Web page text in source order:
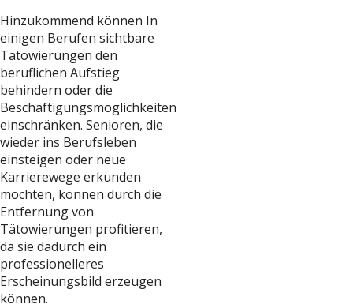
Hinzukommend können In
einigen Berufen sichtbare
Tätowierungen den
beruflichen Aufstieg
behindern oder die
Beschäftigungsmöglichkeiten
einschränken. Senioren, die
wieder ins Berufsleben
einsteigen oder neue
Karrierewege erkunden
möchten, können durch die
Entfernung von
Tätowierungen profitieren,
da sie dadurch ein
professionelleres
Erscheinungsbild erzeugen
können.